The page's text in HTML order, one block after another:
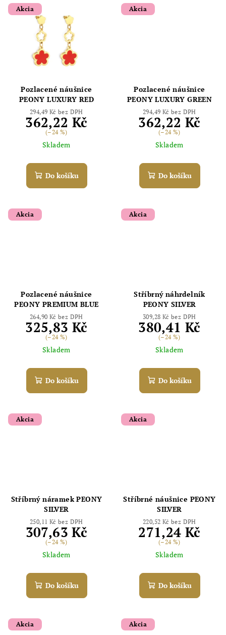
Akcia
Pozlacené náušnice
PEONY LUXURY RED
294,49 Kč bez DPH
362,22 Kč
(–24 %)
Skladem
Do košíku
Akcia
Pozlacené náušnice
PEONY LUXURY GREEN
294,49 Kč bez DPH
362,22 Kč
(–24 %)
Skladem
Do košíku
Akcia
Pozlacené náušnice
PEONY PREMIUM BLUE
264,90 Kč bez DPH
325,83 Kč
(–24 %)
Skladem
Do košíku
Akcia
Stříbrný náhrdelník
PEONY SILVER
309,28 Kč bez DPH
380,41 Kč
(–24 %)
Skladem
Do košíku
Akcia
Stříbrný náramek PEONY
SILVER
250,11 Kč bez DPH
307,63 Kč
(–24 %)
Skladem
Do košíku
Akcia
Stříbrné náušnice PEONY
SILVER
220,52 Kč bez DPH
271,24 Kč
(–24 %)
Skladem
Do košíku
Akcia Akcia